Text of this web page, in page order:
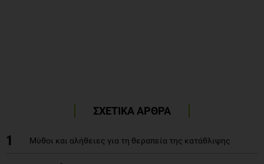
ΣΧΕΤΙΚΑ ΑΡΘΡΑ
1 Μύθοι και αλήθειες για τη θεραπεία της κατάθλιψης